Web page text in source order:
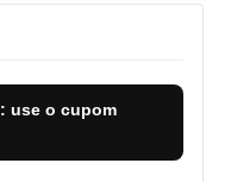
: use o cupom